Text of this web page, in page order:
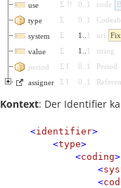
use
Σ ?! 0 1 code
type
Σ 0 1
system
Σ 1 1 uri
value
Σ 1 1
string
period
Σ I 0 1
Period
assigner
Σ I 0 1
Kontext: Der Identifier
<identifier>
<type>
<coding>
<
<